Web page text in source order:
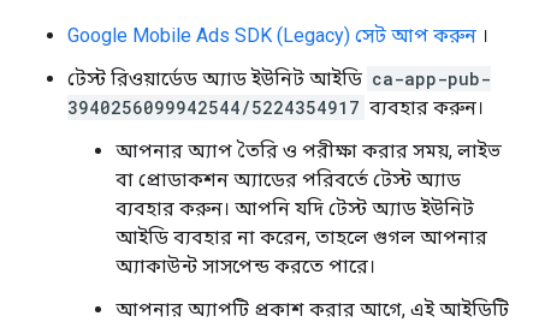
Google Mobile Ads SDK (Legacy) সেট আপ করুন ।
টেস্ট রিওয়ার্ডেড অ্যাড ইউনিট আইডি ca-app-pub-
3940256099942544/5224354917 ব্যবহার করুন।
আপনার অ্যাপ তৈরি ও পরীক্ষা করার সময়, লাইভ
বা প্রোডাকশন অ্যাডের পরিবর্তে টেস্ট অ্যাড
ব্যবহার করুন। আপনি যদি টেস্ট অ্যাড ইউনিট
আইডি ব্যবহার না করেন, তাহলে গুগল আপনার
অ্যাকাউন্ট সাসপেন্ড করতে পারে।
আপনার অ্যাপটি প্রকাশ করার আগে, এই আইডিটি